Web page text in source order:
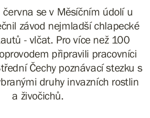
se v Měsíčním údolí u
závod nejmladší chlapecké
- vlčat. Pro více než 100
připravili pracovníci
Čechy poznávací stezku s
druhy invazních rostlin
a živočichů.